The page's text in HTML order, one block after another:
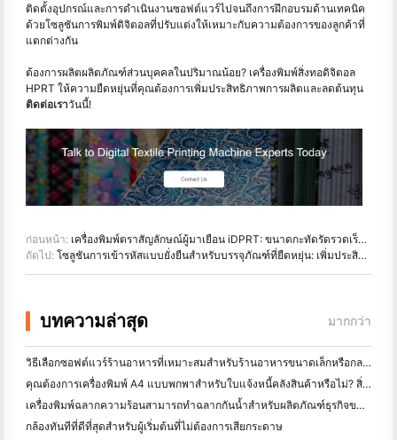
ติดตั้งอุปกรณ์และการดำเนินงานซอฟต์แวร์ไปจนถึงการฝึกอบรมด้านเทคนิค
ด้วยโซลูชันการพิมพ์ดิจิตอลที่ปรับแต่งให้เหมาะกับความต้องการของลูกค้าที่
แตกต่างกัน
ต้องการผลิตผลิตภัณฑ์ส่วนบุคคลในปริมาณน้อย? เครื่องพิมพ์สิ่งทอดิจิตอล
HPRT ให้ความยืดหยุ่นที่คุณต้องการเพิ่มประสิทธิภาพการผลิตและลดต้นทุน
ติดต่อเราวันนี้!
ก่อนหน้า: เครื่องพิมพ์ตราสัญลักษณ์ผู้มาเยือน iDPRT: ขนาดกะทัดรัดรวดเร็วและผสานรวมเพื่อการจัดการผู้มาเยือนที่มีประสิทธิภาพ
ถัดไป: โซลูชันการเข้ารหัสแบบยั่งยืนสำหรับบรรจุภัณฑ์ที่ยืดหยุ่น: เพิ่มประสิทธิภาพและลดต้นทุนด้วย HPRT
บทความล่าสุด มากกว่า
วิธีเลือกซอฟต์แวร์ร้านอาหารที่เหมาะสมสำหรับร้านอาหารขนาดเล็กหรือกลางของคุณ
คุณต้องการเครื่องพิมพ์ A4 แบบพกพาสำหรับใบแจ้งหนี้คลังสินค้าหรือไม่? สิ่งที่ทํางานจริง
เครื่องพิมพ์ฉลากความร้อนสามารถทำฉลากกันน้ำสำหรับผลิตภัณฑ์ธุรกิจขนาดเล็กได้หรือไม่?
กล้องทันทีที่ดีที่สุดสําหรับผู้เริ่มต้นที่ไม่ต้องการเสียกระดาษ